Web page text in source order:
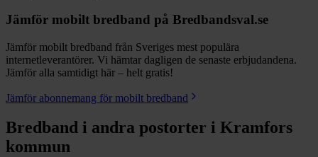
Jämför mobilt bredband på Bredbandsval.se
Jämför mobilt bredband från Sveriges mest populära
internetleverantörer. Vi hämtar dagligen de senaste erbjudandena.
Jämför alla samtidigt här – helt gratis!
Jämför abonnemang för mobilt bredband
Bredband i andra postorter i Kramfors
kommun